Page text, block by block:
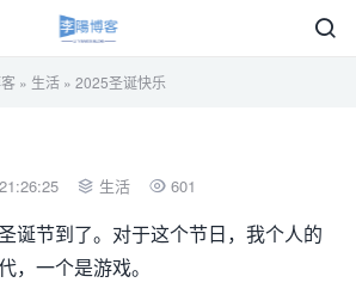

» 生活 » 2025圣诞快乐
 生活  601
诞节到了。对于这个节日，我个人的
，一个是游戏。